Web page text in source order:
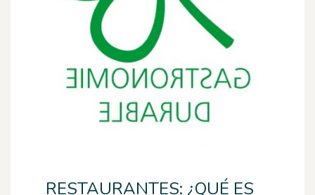
RESTAURANTES: ¿QUÉ ES